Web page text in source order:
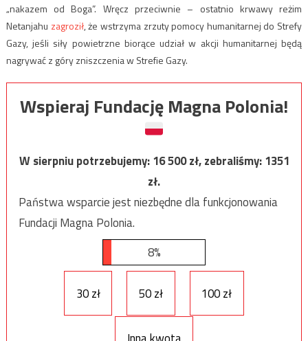
„nakazem od Boga”. Wręcz przeciwnie – ostatnio krwawy reżim
Netanjahu zagroził, że wstrzyma zrzuty pomocy humanitarnej do Strefy
Gazy, jeśli siły powietrzne biorące udział w akcji humanitarnej będą
nagrywać z góry zniszczenia w Strefie Gazy.
Wspieraj Fundację Magna Polonia!
W sierpniu potrzebujemy:16 500zł, zebraliśmy:1351
zł.
Państwa wsparcie jest niezbędne dla funkcjonowania
Fundacji Magna Polonia.
8%
30 zł 50 zł 100 zł